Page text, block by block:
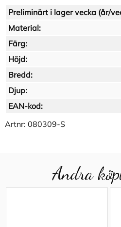
Preliminärt i lager vecka (år/
Material:
Färg:
Höjd:
Bredd:
Djup:
EAN-kod:
Artnr: 080309-S
Andra